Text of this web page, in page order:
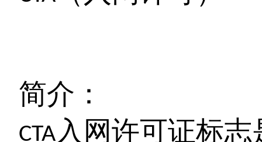
简介：
CTA入网许可证标